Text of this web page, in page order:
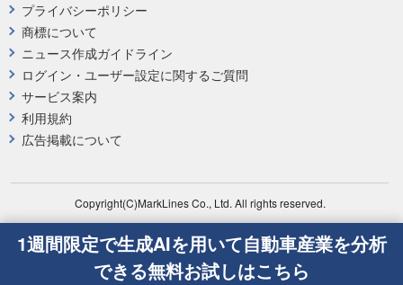
プライバシーポリシー
商標について
ニュース作成ガイドライン
ログイン・ユーザー設定に関するご質問
サービス案内
利用規約
広告掲載について
Copyright(C)MarkLines Co., Ltd. All rights reserved.
1週間限定で生成AIを用いて自動車産業を分析
できる無料お試しはこちら